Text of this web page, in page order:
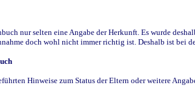
nur selten eine Angabe der Herkunft. Es wurde
doch wohl nicht immer richtig ist. Deshalb ist bei
Hinweise zum Status der Eltern oder weitere